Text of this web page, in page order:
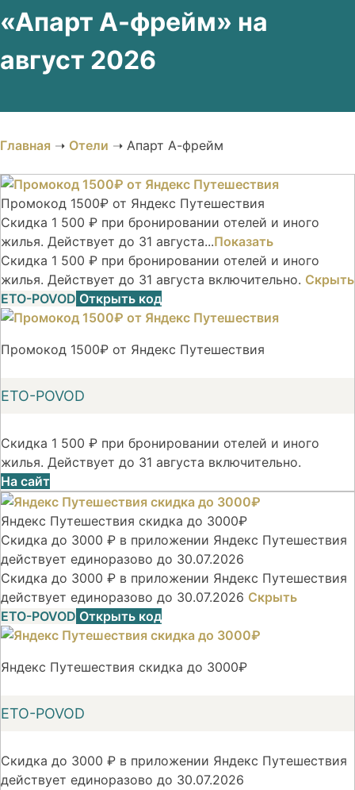
«Апарт А-фрейм» на
август 2026
Главная ➝ Отели ➝ Апарт А-фрейм
Промокод 1500₽ от Яндекс Путешествия
Скидка 1 500 ₽ при бронировании отелей и иного
жилья. Действует до 31 августа...Показать
Скидка 1 500 ₽ при бронировании отелей и иного
жилья. Действует до 31 августа включительно. Скрыть
ETO-POVOD Открыть код
Промокод 1500₽ от Яндекс Путешествия
ETO-POVOD
Скидка 1 500 ₽ при бронировании отелей и иного
жилья. Действует до 31 августа включительно.
На сайт
Яндекс Путешествия скидка до 3000₽
Скидка до 3000 ₽ в приложении Яндекс Путешествия
действует единоразово до 30.07.2026
Скидка до 3000 ₽ в приложении Яндекс Путешествия
действует единоразово до 30.07.2026 Скрыть
ETO-POVOD Открыть код
Яндекс Путешествия скидка до 3000₽
ETO-POVOD
Скидка до 3000 ₽ в приложении Яндекс Путешествия
действует единоразово до 30.07.2026